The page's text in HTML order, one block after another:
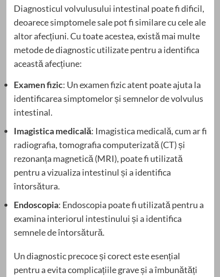
Diagnosticul volvulusului intestinal poate fi dificil,
deoarece simptomele sale pot fi similare cu cele ale
altor afecțiuni. Cu toate acestea, există mai multe
metode de diagnostic utilizate pentru a identifica
această afecțiune:
Examen fizic: Un examen fizic atent poate ajuta la
identificarea simptomelor și semnelor de volvulus
intestinal.
Imagistica medicală: Imagistica medicală, cum ar fi
radiografia, tomografia computerizată (CT) și
rezonanța magnetică (MRI), poate fi utilizată
pentru a vizualiza intestinul și a identifica
întorsătura.
Endoscopia: Endoscopia poate fi utilizată pentru a
examina interiorul intestinului și a identifica
semnele de întorsătură.
Un diagnostic precoce și corect este esențial
pentru a evita complicațiile grave și a îmbunătăți